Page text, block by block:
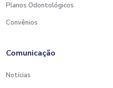
Planos Odontológicos
Convênios
Comunicação
Notícias